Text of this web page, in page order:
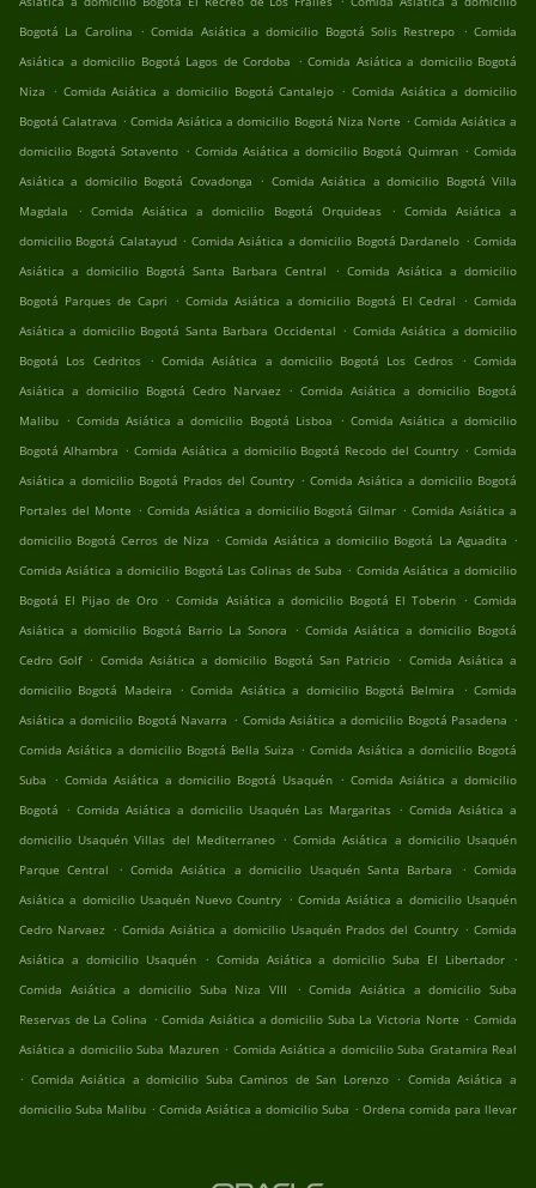
Bogotá La Carolina . Comida Asiática a domicilio Bogotá Solis Restrepo . Comida
Asiática a domicilio Bogotá Lagos de Cordoba . Comida Asiática a domicilio Bogotá
Niza . Comida Asiática a domicilio Bogotá Cantalejo . Comida Asiática a domicilio
Bogotá Calatrava . Comida Asiática a domicilio Bogotá Niza Norte . Comida Asiática a
domicilio Bogotá Sotavento . Comida Asiática a domicilio Bogotá Quimran . Comida
Asiática a domicilio Bogotá Covadonga . Comida Asiática a domicilio Bogotá Villa
Magdala
. Comida Asiática a domicilio Bogotá Orquideas . Comida Asiática a
domicilio Bogotá Calatayud . Comida Asiática a domicilio Bogotá Dardanelo . Comida
Asiática a domicilio Bogotá Santa Barbara Central
. Comida Asiática a domicilio
Bogotá Parques de Capri . Comida Asiática a domicilio Bogotá El Cedral . Comida
Asiática a domicilio Bogotá Santa Barbara Occidental . Comida Asiática a domicilio
Bogotá Los Cedritos
. Comida Asiática a domicilio Bogotá Los Cedros . Comida
Asiática a domicilio Bogotá Cedro Narvaez . Comida Asiática a domicilio Bogotá
Malibu . Comida Asiática a domicilio Bogotá Lisboa . Comida Asiática a domicilio
Bogotá Alhambra . Comida Asiática a domicilio Bogotá Recodo del Country . Comida
Asiática a domicilio Bogotá Prados del Country . Comida Asiática a domicilio Bogotá
Portales del Monte . Comida Asiática a domicilio Bogotá Gilmar . Comida Asiática a
domicilio Bogotá Cerros de Niza . Comida Asiática a domicilio Bogotá La Aguadita .
Comida Asiática a domicilio Bogotá Las Colinas de Suba . Comida Asiática a domicilio
Bogotá El Pijao de Oro . Comida Asiática a domicilio Bogotá El Toberin . Comida
Asiática a domicilio Bogotá Barrio La Sonora . Comida Asiática a domicilio Bogotá
Cedro Golf . Comida Asiática a domicilio Bogotá San Patricio . Comida Asiática a
domicilio Bogotá Madeira . Comida Asiática a domicilio Bogotá Belmira . Comida
Asiática a domicilio Bogotá Navarra . Comida Asiática a domicilio Bogotá Pasadena .
Comida Asiática a domicilio Bogotá Bella Suiza . Comida Asiática a domicilio Bogotá
Suba . Comida Asiática a domicilio Bogotá Usaquén . Comida Asiática a domicilio
Bogotá . Comida Asiática a domicilio Usaquén Las Margaritas . Comida Asiática a
domicilio Usaquén Villas del Mediterraneo . Comida Asiática a domicilio Usaquén
Parque Central
. Comida Asiática a domicilio Usaquén Santa Barbara . Comida
Asiática a domicilio Usaquén Nuevo Country . Comida Asiática a domicilio Usaquén
Cedro Narvaez . Comida Asiática a domicilio Usaquén Prados del Country . Comida
Asiática a domicilio Usaquén . Comida Asiática a domicilio Suba El Libertador .
Comida Asiática a domicilio Suba Niza VIII
. Comida Asiática a domicilio Suba
Reservas de La Colina . Comida Asiática a domicilio Suba La Victoria Norte . Comida
Asiática a domicilio Suba Mazuren . Comida Asiática a domicilio Suba Gratamira Real
. Comida Asiática a domicilio Suba Caminos de San Lorenzo . Comida Asiática a
domicilio Suba Malibu . Comida Asiática a domicilio Suba . Ordena comida para llevar